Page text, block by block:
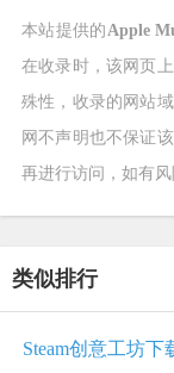
本站提供的Apple
在收录时，该网页
殊性，收录的网站
网不声明也不保证
再进行访问，如有风
类似排行
Steam创意工坊下